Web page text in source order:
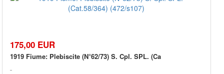
175,00 EUR
1919 Fiume: Plebiscite (N°62/73) S. Cpl. SPL. (Ca